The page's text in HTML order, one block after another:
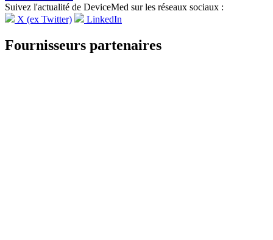
Suivez l'actualité de DeviceMed sur les réseaux sociaux :
X (ex Twitter)
LinkedIn
Fournisseurs partenaires